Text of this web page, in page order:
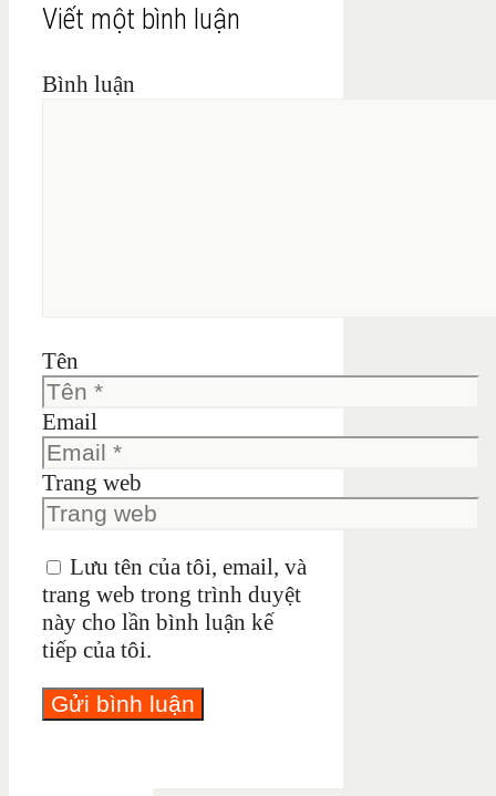
Viết một bình luận
Bình luận
Tên
Email
Trang web
Lưu tên của tôi, email, và
trang web trong trình duyệt
này cho lần bình luận kế
tiếp của tôi.